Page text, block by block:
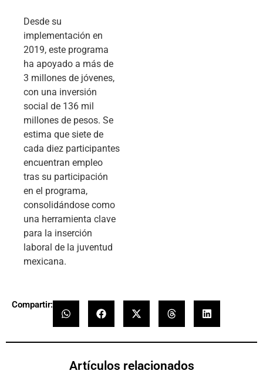
Desde su
implementación en
2019, este programa
ha apoyado a más de
3 millones de jóvenes,
con una inversión
social de 136 mil
millones de pesos. Se
estima que siete de
cada diez participantes
encuentran empleo
tras su participación
en el programa,
consolidándose como
una herramienta clave
para la inserción
laboral de la juventud
mexicana.
Compartir:
Artículos relacionados